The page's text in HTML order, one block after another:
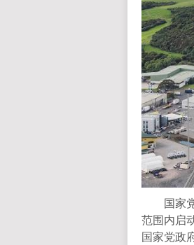
国家党
范围内启
国家党政